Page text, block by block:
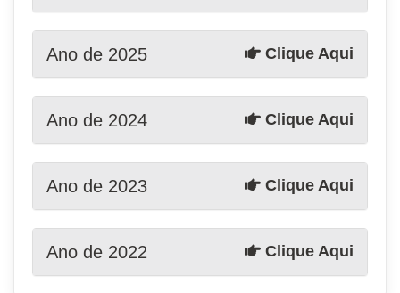
Ano de 2025 Clique Aqui
Ano de 2024 Clique Aqui
Ano de 2023 Clique Aqui
Ano de 2022 Clique Aqui